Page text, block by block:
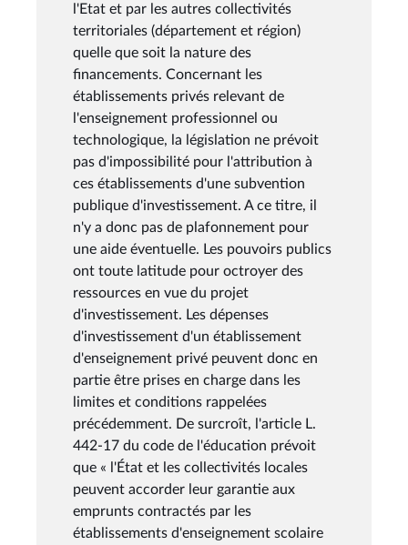
l'Etat et par les autres collectivités
territoriales (département et région)
quelle que soit la nature des
financements. Concernant les
établissements privés relevant de
l'enseignement professionnel ou
technologique, la législation ne prévoit
pas d'impossibilité pour l'attribution à
ces établissements d'une subvention
publique d'investissement. A ce titre, il
n'y a donc pas de plafonnement pour
une aide éventuelle. Les pouvoirs publics
ont toute latitude pour octroyer des
ressources en vue du projet
d'investissement. Les dépenses
d'investissement d'un établissement
d'enseignement privé peuvent donc en
partie être prises en charge dans les
limites et conditions rappelées
précédemment. De surcroît, l'article L.
442-17 du code de l'éducation prévoit
que « l'État et les collectivités locales
peuvent accorder leur garantie aux
emprunts contractés par les
établissements d'enseignement scolaire